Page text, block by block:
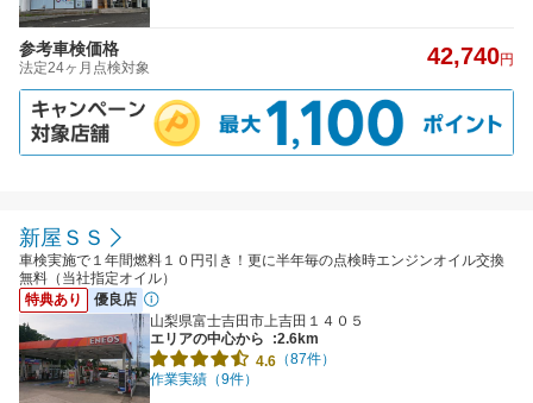
参考車検価格
法定24ヶ月点検対象 42,740円
新屋ＳＳ
車検実施で１年間燃料１０円引き！更に半年毎の点検時エンジンオイル交換
無料（当社指定オイル）
特典あり
優良店
山梨県富士吉田市上吉田１４０５
エリアの中心から
:2.6km
4.6 （87件）
作業実績（9件）